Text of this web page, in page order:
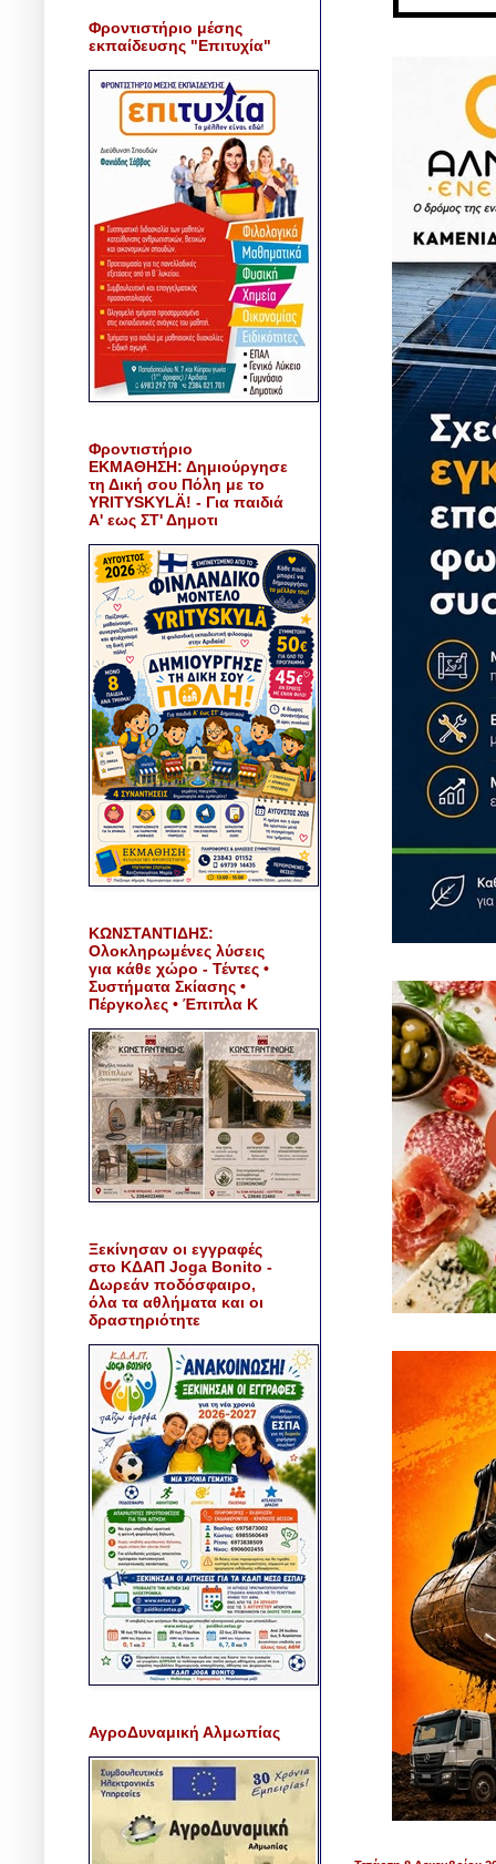
Φροντιστήριο μέσης
εκπαίδευσης "Επιτυχία"
Φροντιστήριο
ΕΚΜΑΘΗΣΗ: Δημιούργησε
τη Δική σου Πόλη με το
YRITYSKYLÄ! - Για παιδιά
Α' εως ΣΤ' Δημοτι
ΚΩΝΣΤΑΝΤΙΔΗΣ:
Ολοκληρωμένες λύσεις
για κάθε χώρο - Τέντες •
Συστήματα Σκίασης •
Πέργκολες • Έπιπλα Κ
Ξεκίνησαν οι εγγραφές
στο ΚΔΑΠ Joga Bonito -
Δωρεάν ποδόσφαιρο,
όλα τα αθλήματα και οι
δραστηριότητε
ΑγροΔυναμική Αλμωπίας